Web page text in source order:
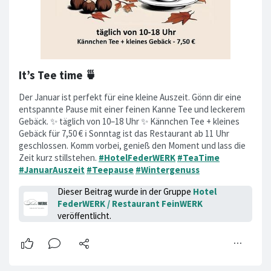
It’s Tee time 🍵
Der Januar ist perfekt für eine kleine Auszeit. Gönn dir eine
entspannte Pause mit einer feinen Kanne Tee und leckerem
Gebäck. ✨ täglich von 10–18 Uhr ✨ Kännchen Tee + kleines
Gebäck für 7,50 € ℹ️ Sonntag ist das Restaurant ab 11 Uhr
geschlossen. Komm vorbei, genieß den Moment und lass die
Zeit kurz stillstehen. #HotelFederWERK #TeaTime
#JanuarAuszeit #Teepause #Wintergenuss
Dieser Beitrag wurde in der Gruppe Hotel
FederWERK / Restaurant FeinWERK
veröffentlicht.